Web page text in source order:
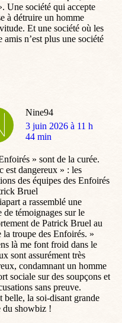
Une société qui accepte
à détruire un homme
Et une société où les
amis n’est plus une société
Nine94
dit
:
3 juin 2026 à 11 h
44 min
» sont de la curée.
est dangereux » : les
des équipes des Enfoirés
Bruel
a rassemblé une
de témoignages sur le
de Patrick Bruel au
la troupe des Enfoirés. »
là me font froid dans le
sont assurément très
condamnant un homme
sociale sur des soupçons et
sans preuve.
belle, la soi-disant grande
du showbiz !